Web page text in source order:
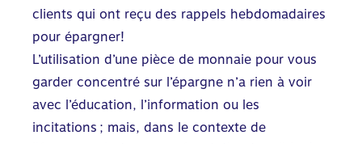
clients qui ont reçu des rappels hebdomadaires
pour épargner!
L’utilisation d’une pièce de monnaie pour vous
garder concentré sur l’épargne n’a rien à voir
avec l’éducation, l’information ou les
incitations ; mais, dans le contexte de